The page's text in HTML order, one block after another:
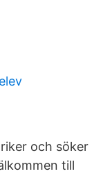
och söker
till